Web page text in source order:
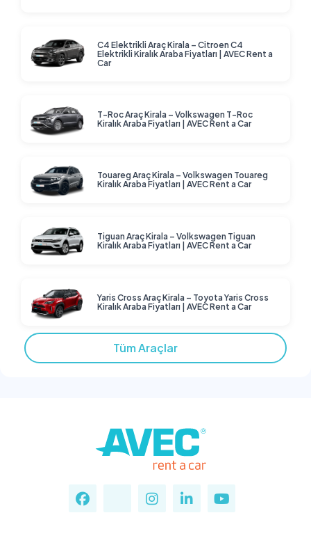
C4 Elektrikli Araç Kirala – Citroen C4
Elektrikli Kiralık Araba Fiyatları | AVEC Rent a
Car
T-Roc Araç Kirala – Volkswagen T-Roc
Kiralık Araba Fiyatları | AVEC Rent a Car
Touareg Araç Kirala – Volkswagen Touareg
Kiralık Araba Fiyatları | AVEC Rent a Car
Tiguan Araç Kirala – Volkswagen Tiguan
Kiralık Araba Fiyatları | AVEC Rent a Car
Yaris Cross Araç Kirala – Toyota Yaris Cross
Kiralık Araba Fiyatları | AVEC Rent a Car
Tüm Araçlar